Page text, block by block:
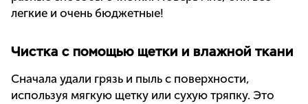
легкие и очень бюджетные!
Чистка с помощью щетки и влажной ткани
Сначала удали грязь и пыль с поверхности,
используя мягкую щетку или сухую тряпку. Это